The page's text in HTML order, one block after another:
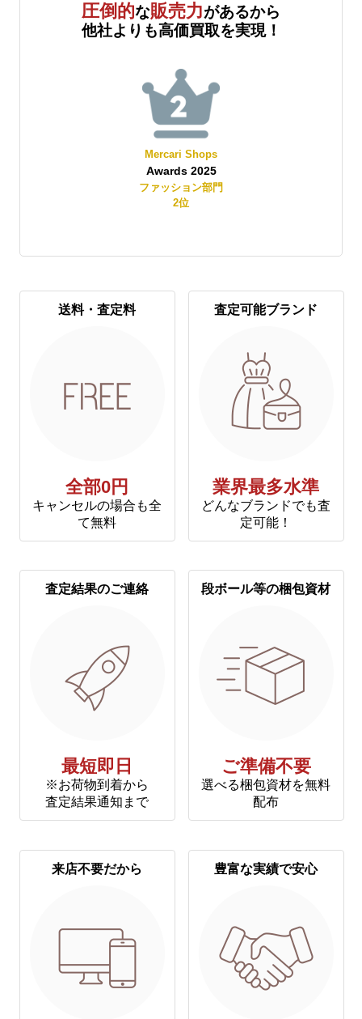
圧倒的な販売力があるから
他社よりも高価買取を実現！
Mercari Shops
Awards 2025
ファッション部門
2位
送料・査定料
全部0円
キャンセルの場合も全
て無料
査定可能ブランド
業界最多水準
どんなブランドでも査
定可能！
査定結果のご連絡
最短即日
※お荷物到着から
査定結果通知まで
段ボール等の梱包資材
ご準備不要
選べる梱包資材を無料
配布
来店不要だから 豊富な実績で安心